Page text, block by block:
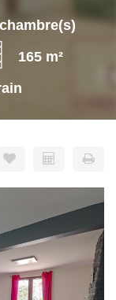
165 m²